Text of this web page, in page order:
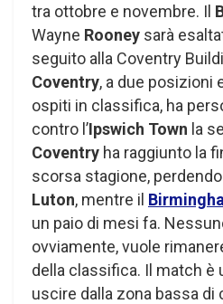
tra ottobre e novembre. Il
Wayne Rooney sarà
seguito alla Coventry
Coventry, a due posizioni
ospiti in classifica, ha
contro l’Ipswich Town la
Coventry ha raggiunto la
scorsa stagione,
Luton, mentre il
un paio di mesi fa.
ovviamente, vuole
della classifica. Il match è
uscire dalla zona bassa di